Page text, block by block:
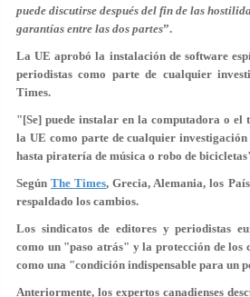
puede discutirse después del fin de las
garantías entre las dos partes”.
La UE aprobó la instalación de software
periodistas como parte de cualquier
Times.
"[Se] puede instalar en la computadora o el
la UE como parte de cualquier
hasta piratería de música o robo de
SegúnThe Times, Grecia, Alemania, los
respaldado los cambios.
Los sindicatos de editores y periodistas
como un "paso atrás" y la protección de los
como una "condición indispensable para un
Anteriormente, los expertos canadienses